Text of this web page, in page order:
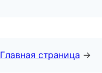
Главная страница →